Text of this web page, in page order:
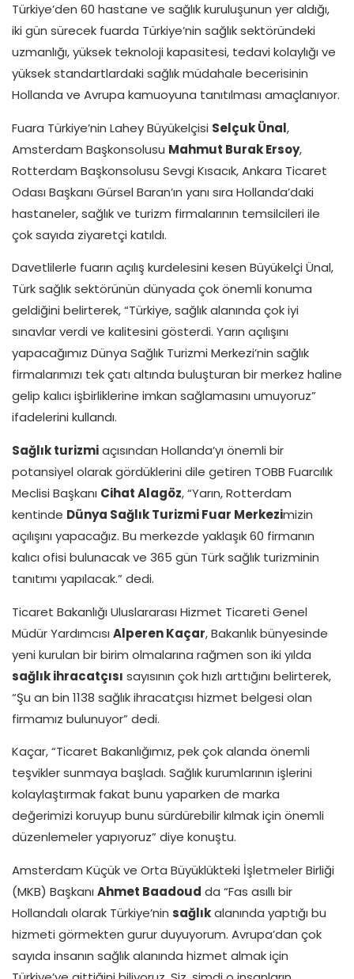
Türkiye’den 60 hastane ve sağlık kuruluşunun yer aldığı,
iki gün sürecek fuarda Türkiye’nin sağlık sektöründeki
uzmanlığı, yüksek teknoloji kapasitesi, tedavi kolaylığı ve
yüksek standartlardaki sağlık müdahale becerisinin
Hollanda ve Avrupa kamuoyuna tanıtılması amaçlanıyor.
Fuara Türkiye’nin Lahey Büyükelçisi Selçuk Ünal,
Amsterdam Başkonsolusu Mahmut Burak Ersoy,
Rotterdam Başkonsolusu Sevgi Kısacık, Ankara Ticaret
Odası Başkanı Gürsel Baran’ın yanı sıra Hollanda’daki
hastaneler, sağlık ve turizm firmalarının temsilcileri ile
çok sayıda ziyaretçi katıldı.
Davetlilerle fuarın açılış kurdelesini kesen Büyükelçi Ünal,
Türk sağlık sektörünün dünyada çok önemli konuma
geldiğini belirterek, “Türkiye, sağlık alanında çok iyi
sınavlar verdi ve kalitesini gösterdi. Yarın açılışını
yapacağımız Dünya Sağlık Turizmi Merkezi’nin sağlık
firmalarımızı tek çatı altında buluşturan bir merkez haline
gelip kalıcı işbirliklerine imkan sağlamasını umuyoruz”
ifadelerini kullandı.
Sağlık turizmiaçısından Hollanda’yı önemli bir
potansiyel olarak gördüklerini dile getiren TOBB Fuarcılık
Meclisi Başkanı Cihat Alagöz, “Yarın, Rotterdam
kentinde Dünya Sağlık Turizmi Fuar Merkezimizin
açılışını yapacağız. Bu merkezde yaklaşık 60 firmanın
kalıcı ofisi bulunacak ve 365 gün Türk sağlık turizminin
tanıtımı yapılacak.” dedi.
Ticaret Bakanlığı Uluslararası Hizmet Ticareti Genel
Müdür Yardımcısı Alperen Kaçar, Bakanlık bünyesinde
yeni kurulan bir birim olmalarına rağmen son iki yılda
sağlık ihracatçısı sayısının çok hızlı arttığını belirterek,
“Şu an bin 1138 sağlık ihracatçısı hizmet belgesi olan
firmamız bulunuyor” dedi.
Kaçar, “Ticaret Bakanlığımız, pek çok alanda önemli
teşvikler sunmaya başladı. Sağlık kurumlarının işlerini
kolaylaştırmak fakat bunu yaparken de marka
değerimizi koruyup bunu sürdürebilir kılmak için önemli
düzenlemeler yapıyoruz” diye konuştu.
Amsterdam Küçük ve Orta Büyüklükteki İşletmeler Birliği
(MKB) Başkanı Ahmet Baadoud da “Fas asıllı bir
Hollandalı olarak Türkiye’nin sağlıkalanında yaptığı bu
hizmeti görmekten gurur duyuyorum. Avrupa’dan çok
sayıda insanın sağlık alanında hizmet almak için